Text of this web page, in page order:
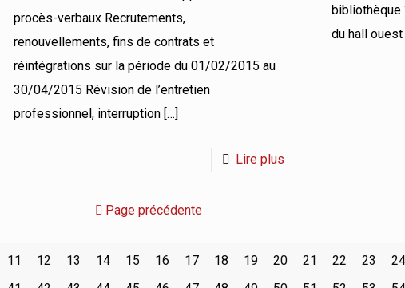
procès-verbaux Recrutements,
renouvellements, fins de contrats et
réintégrations sur la période du 01/02/2015 au
30/04/2015 Révision de l’entretien
professionnel, interruption[…]
Lire plus
bibliothèque
du hall ouest
Page précédente
11 12 13 14 15 16 17 18 19 20 21 22 23 24